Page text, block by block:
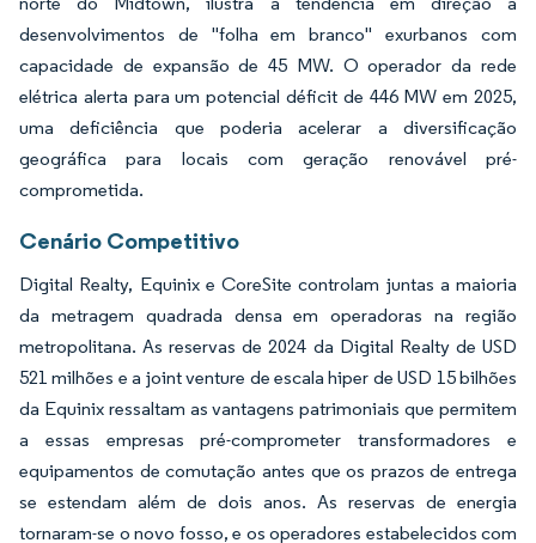
desenvolvimentos de "folha em branco" exurbanos com
capacidade de expansão de 45 MW. O operador da rede
elétrica alerta para um potencial déficit de 446 MW em 2025,
uma deficiência que poderia acelerar a diversificação
geográfica para locais com geração renovável pré-
comprometida.
Cenário Competitivo
Digital Realty, Equinix e CoreSite controlam juntas a maioria
da metragem quadrada densa em operadoras na região
metropolitana. As reservas de 2024 da Digital Realty de USD
521 milhões e a joint venture de escala hiper de USD 15 bilhões
da Equinix ressaltam as vantagens patrimoniais que permitem
a essas empresas pré-comprometer transformadores e
equipamentos de comutação antes que os prazos de entrega
se estendam além de dois anos. As reservas de energia
tornaram-se o novo fosso, e os operadores estabelecidos com